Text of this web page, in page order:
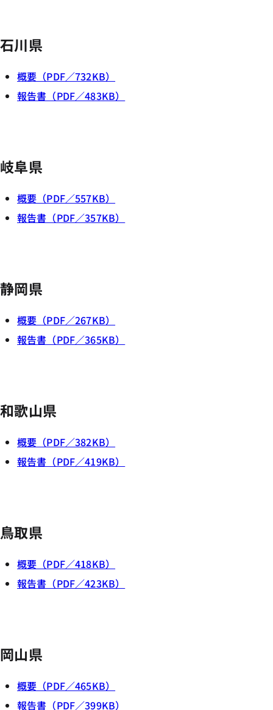
石川県
概要（PDF／732KB）
報告書（PDF／483KB）
岐阜県
概要（PDF／557KB）
報告書（PDF／357KB）
静岡県
概要（PDF／267KB）
報告書（PDF／365KB）
和歌山県
概要（PDF／382KB）
報告書（PDF／419KB）
鳥取県
概要（PDF／418KB）
報告書（PDF／423KB）
岡山県
概要（PDF／465KB）
報告書（PDF／399KB）